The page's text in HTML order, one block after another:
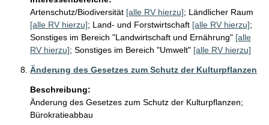
Artenschutz/Biodiversität [alle RV hierzu]; Ländlicher Raum
[alle RV hierzu]; Land- und Forstwirtschaft [alle RV hierzu];
Sonstiges im Bereich "Landwirtschaft und Ernährung" [alle
RV hierzu]; Sonstiges im Bereich "Umwelt" [alle RV hierzu]
Änderung des Gesetzes zum Schutz der Kulturpflanzen
Beschreibung:
Änderung des Gesetzes zum Schutz der Kulturpflanzen;
Bürokratieabbau